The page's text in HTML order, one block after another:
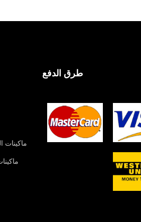
ماكينات
طرق الدفع